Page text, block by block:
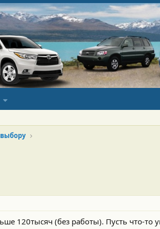
120тысяч (без работы). Пусть что-то